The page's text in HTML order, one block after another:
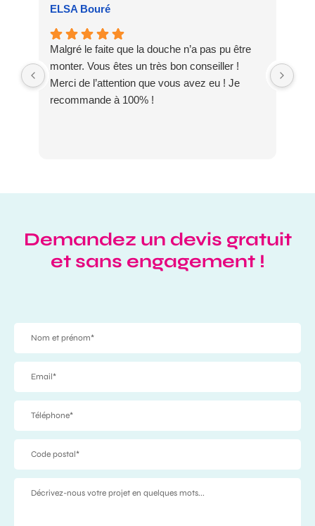
ELSA Bouré
Malgré le faite que la douche n’a pas pu être
monter. Vous êtes un très bon conseiller !
Merci de l’attention que vous avez eu ! Je
recommande à 100% !
Demandez un devis gratuit
et sans engagement !